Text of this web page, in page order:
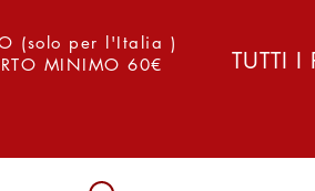
(solo per l'Italia )
MINIMO 60€
TUTTI I